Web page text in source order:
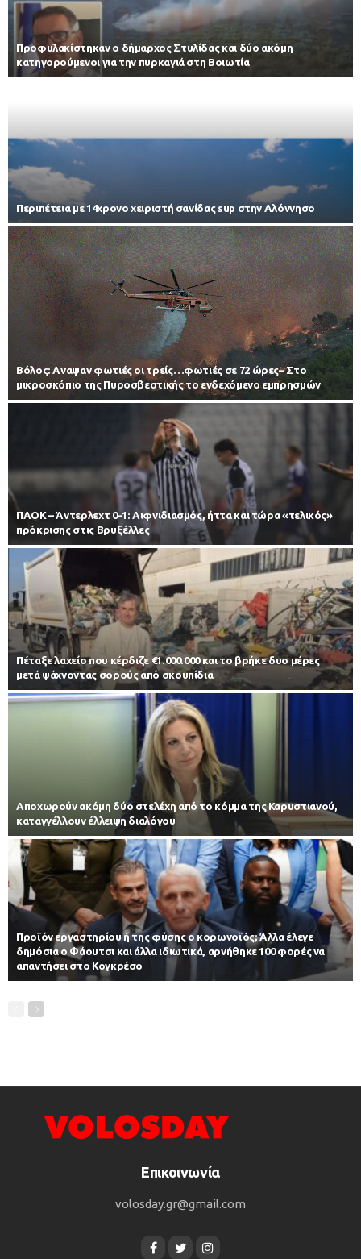
Προφυλακίστηκαν ο δήμαρχος Στυλίδας και δύο ακόμη
κατηγορούμενοι για την πυρκαγιά στη Βοιωτία
Περιπέτεια με 14χρονο χειριστή σανίδας sup στην Αλόννησο
Βόλος: Αναψαν φωτιές οι τρείς…φωτιές σε 72 ώρες– Στο
μικροσκόπιο της Πυροσβεστικής το ενδεχόμενο εμπρησμών
ΠΑΟΚ – Άντερλεχτ 0-1: Αιφνιδιασμός, ήττα και τώρα «τελικός»
πρόκρισης στις Βρυξέλλες
Πέταξε λαχείο που κέρδιζε €1.000.000 και το βρήκε δυο μέρες
μετά ψάχνοντας σορούς από σκουπίδια
Αποχωρούν ακόμη δύο στελέχη από το κόμμα της Καρυστιανού,
καταγγέλλουν έλλειψη διαλόγου
Προϊόν εργαστηρίου ή της φύσης ο κορωνοϊός; Άλλα έλεγε
δημόσια ο Φάουτσι και άλλα ιδιωτικά, αρνήθηκε 100 φορές να
απαντήσει στο Κογκρέσο
Επικοινωνία
volosday.gr@gmail.com